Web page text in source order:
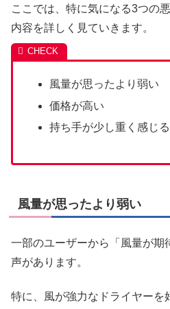
ここでは、特に気になる3つの
内容を詳しく見ていきます。
風量が思ったより弱い
価格が高い
持ち手が少し重く感じる
風量が思ったより弱い
一部のユーザーから「風量が期
声があります。
特に、風が強力なドライヤーを